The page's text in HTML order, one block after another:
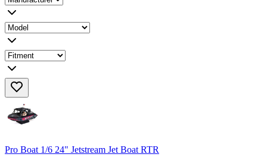
Pro Boat 1/6 24" Jetstream Jet Boat RTR